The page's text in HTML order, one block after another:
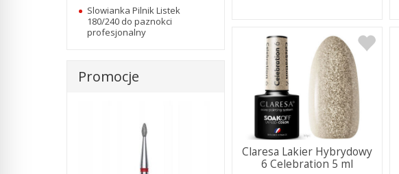
Claresa Lakier Hybrydowy
6 Celebration 5 ml
Slowianka Pilnik Listek
180/240 do paznokci
profesjonalny
Promocje